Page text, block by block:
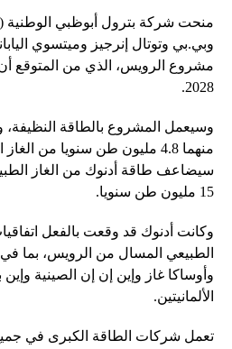
منحت شركة بترول أبوظبي
وبي.بي وتوتال إنرجيز وميتسوي
مشروع الرويس، الذي من المتوقع أن
2028.
وسيعمل المشروع بالطاقة
منهما 4.8 مليون طن سنويا من
سيضاعف طاقة أدنوك من الغاز
15 مليون طن سنويا.
وكانت أدنوك قد وقعت بالفعل
الطبيعي المسال من الرويس، بما
وأوساكا غاز وإين إن إن الصينية
الألمانيتين.
تعمل شركات الطاقة الكبرى في جميع